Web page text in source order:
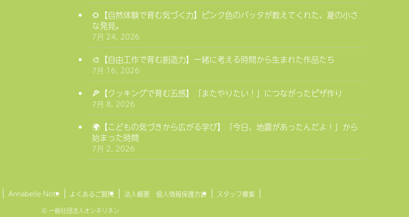
🌻【自然体験で育む気づく力】ピンク色のバッタが教えてくれた、夏の小さ
な発見。
7月 24, 2026
🎨【自由工作で育む創造力】一緒に考える時間から生まれた作品たち
7月 16, 2026
🍕【クッキングで育む五感】「またやりたい！」につながったピザ作り
7月 8, 2026
🌍【こどもの気づきから広がる学び】「今日、地震があったんだよ！」から
始まった時間
7月 2, 2026
Annabelle Note よくあるご質問 法人概要 個人情報保護方針 スタッフ募集
©一般社団法人オンネリネン